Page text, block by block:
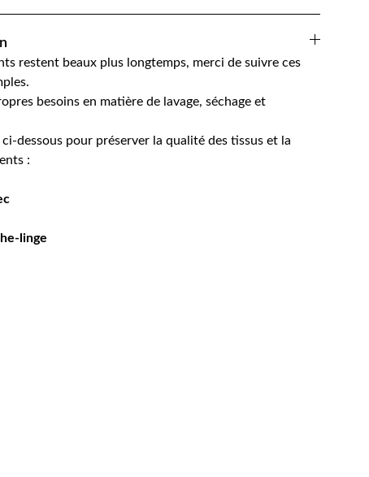
restent beaux plus longtemps, merci de suivre ces
besoins en matière de lavage, séchage et
dessous pour préserver la qualité des tissus et la
:
linge